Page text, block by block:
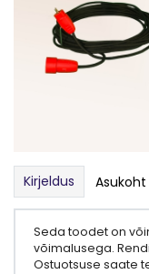
Kirjeldus Asukoht
Seda toodet on
võimalusega.
Ostuotsuse saate